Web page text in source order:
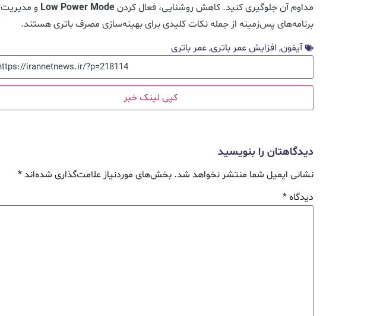
مداوم آن جلوگیری کنید. کاهش روشنایی، فعال کردنLow Power Mode و مدیریت
برنامه‌های پس‌زمینه از جمله نکات کلیدی برای بهینه‌سازی مصرف باتری هستند.
آیفون, افزایش عمر باتری,عمر باتری
کپی لینک خبر
دیدگاهتان را بنویسید
نشانی ایمیل شما منتشر نخواهد شد. بخش‌های موردنیاز علامت‌گذاری شده‌اند*
دیدگاه*